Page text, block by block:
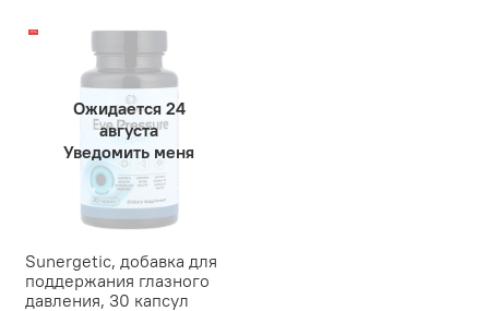
Ожидается 24
августа
Уведомить меня
-15%
Sunergetic, добавка для
поддержания глазного
давления, 30 капсул